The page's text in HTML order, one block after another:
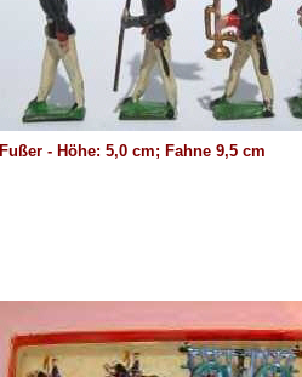
Fußer - Höhe: 5,0 cm; Fahne 9,5 cm